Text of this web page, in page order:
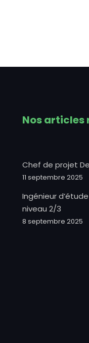
Nos articles
Chef de projet
11 septembre 2025
Ingénieur
niveau 2/3
8 septembre 2025